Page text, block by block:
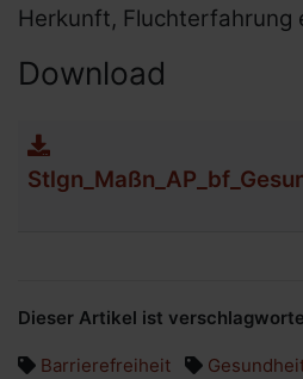
Herkunft, Fluchterfahrung
Download
Dieser Artikel ist
Barrierefreiheit